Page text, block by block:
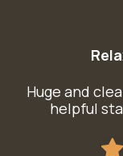
Huge and
helpful